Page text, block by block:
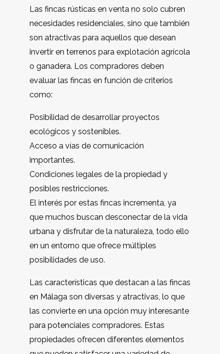
Las fincas rústicas en venta no solo cubren
necesidades residenciales, sino que también
son atractivas para aquellos que desean
invertir en terrenos para explotación agrícola
o ganadera. Los compradores deben
evaluar las fincas en función de criterios
como:
Posibilidad de desarrollar proyectos
ecológicos y sostenibles.
Acceso a vías de comunicación
importantes.
Condiciones legales de la propiedad y
posibles restricciones.
El interés por estas fincas incrementa, ya
que muchos buscan desconectar de la vida
urbana y disfrutar de la naturaleza, todo ello
en un entorno que ofrece múltiples
posibilidades de uso.
Las características que destacan a las fincas
en Málaga son diversas y atractivas, lo que
las convierte en una opción muy interesante
para potenciales compradores. Estas
propiedades ofrecen diferentes elementos